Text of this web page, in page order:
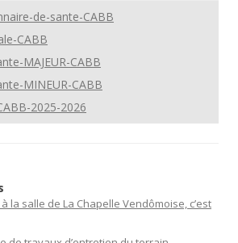
de-sante-CABB
CABB
MAJEUR-CABB
MINEUR-CABB
2025-2026
la salle de La Chapelle Vendômoise, c’est